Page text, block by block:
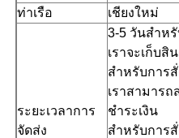
ท่าเรือ
เชียงใหม่
ระยะเวลาการ
จัดส่ง
3-5 วันสําหรั
เราจะเก็บ
สําหรับการ
เราสามาร
ชําระเงิน
สําหรับการ